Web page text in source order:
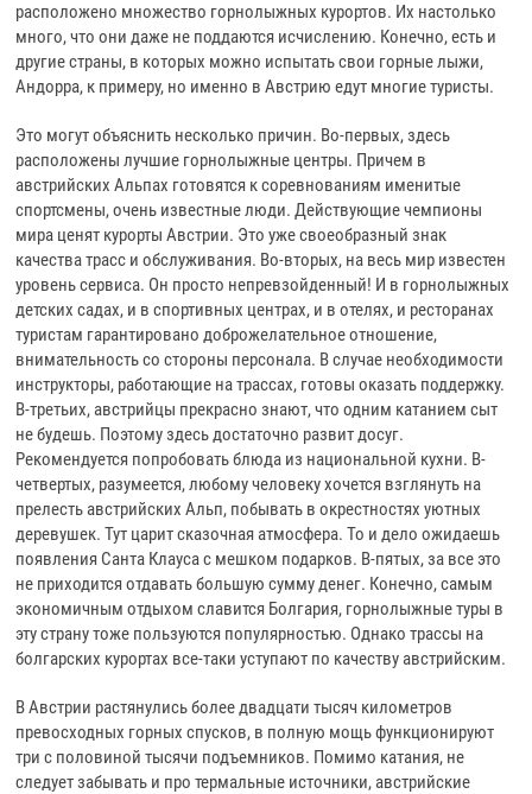
расположено множество горнолыжных курортов. Их настолько
много, что они даже не поддаются исчислению. Конечно, есть и
другие страны, в которых можно испытать свои горные лыжи,
Андорра, к примеру, но именно в Австрию едут многие туристы.
Это могут объяснить несколько причин. Во-первых, здесь
расположены лучшие горнолыжные центры. Причем в
австрийских Альпах готовятся к соревнованиям именитые
спортсмены, очень известные люди. Действующие чемпионы
мира ценят курорты Австрии. Это уже своеобразный знак
качества трасс и обслуживания. Во-вторых, на весь мир известен
уровень сервиса. Он просто непревзойденный! И в горнолыжных
детских садах, и в спортивных центрах, и в отелях, и ресторанах
туристам гарантировано доброжелательное отношение,
внимательность со стороны персонала. В случае необходимости
инструкторы, работающие на трассах, готовы оказать поддержку.
В-третьих, австрийцы прекрасно знают, что одним катанием сыт
не будешь. Поэтому здесь достаточно развит досуг.
Рекомендуется попробовать блюда из национальной кухни. В-
четвертых, разумеется, любому человеку хочется взглянуть на
прелесть австрийских Альп, побывать в окрестностях уютных
деревушек. Тут царит сказочная атмосфера. То и дело ожидаешь
появления Санта Клауса с мешком подарков. В-пятых, за все это
не приходится отдавать большую сумму денег. Конечно, самым
экономичным отдыхом славится Болгария, горнолыжные туры в
эту страну тоже пользуются популярностью. Однако трассы на
болгарских курортах все-таки уступают по качеству австрийским.
В Австрии растянулись более двадцати тысяч километров
превосходных горных спусков, в полную мощь функционируют
три с половиной тысячи подъемников. Помимо катания, не
следует забывать и про термальные источники, австрийские